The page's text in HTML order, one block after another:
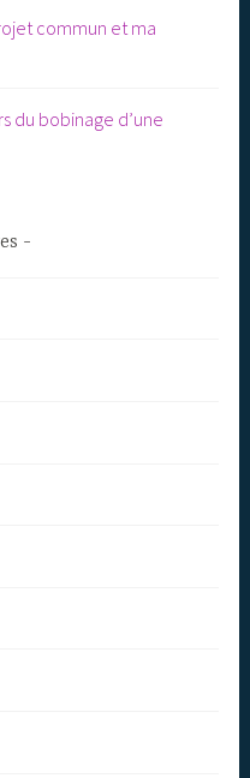
commun et ma
du bobinage d’une